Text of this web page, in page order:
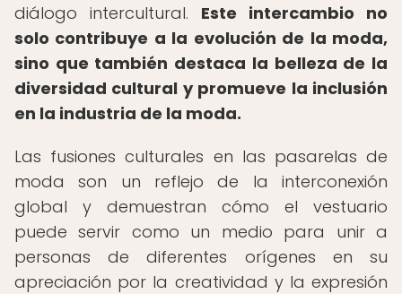
diálogo intercultural. Este intercambio no
solo contribuye a la evolución de la moda,
sino que también destaca la belleza de la
diversidad cultural y promueve la inclusión
en la industria de la moda.
Las fusiones culturales en las pasarelas de
moda son un reflejo de la interconexión
global y demuestran cómo el vestuario
puede servir como un medio para unir a
personas de diferentes orígenes en su
apreciación por la creatividad y la expresión